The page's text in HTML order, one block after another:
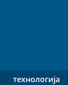
технологија